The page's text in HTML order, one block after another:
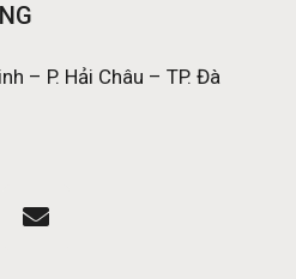
– P. Hải Châu – TP. Đà